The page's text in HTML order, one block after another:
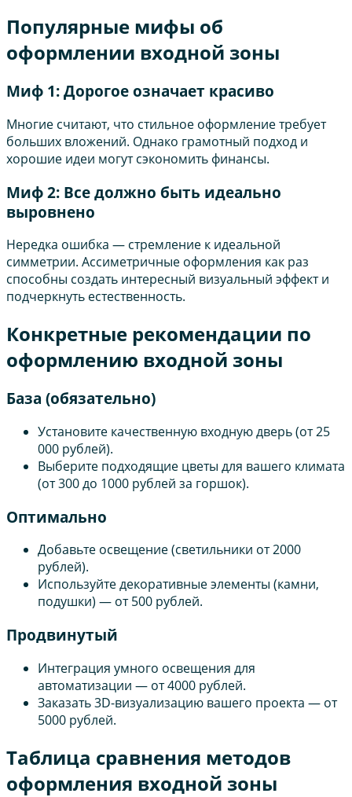
Популярные мифы об
оформлении входной зоны
Миф 1: Дорогое означает красиво
Многие считают, что стильное оформление требует
больших вложений. Однако грамотный подход и
хорошие идеи могут сэкономить финансы.
Миф 2: Все должно быть идеально
выровнено
Нередка ошибка — стремление к идеальной
симметрии. Ассиметричные оформления как раз
способны создать интересный визуальный эффект и
подчеркнуть естественность.
Конкретные рекомендации по
оформлению входной зоны
База (обязательно)
Установите качественную входную дверь (от 25
000 рублей).
Выберите подходящие цветы для вашего климата
(от 300 до 1000 рублей за горшок).
Оптимально
Добавьте освещение (светильники от 2000
рублей).
Используйте декоративные элементы (камни,
подушки) — от 500 рублей.
Продвинутый
Интеграция умного освещения для
автоматизации — от 4000 рублей.
Заказать 3D-визуализацию вашего проекта — от
5000 рублей.
Таблица сравнения методов
оформления входной зоны